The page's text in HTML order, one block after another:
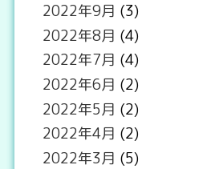
2022年9月 (3)
2022年8月 (4)
2022年7月 (4)
2022年6月 (2)
2022年5月 (2)
2022年4月 (2)
2022年3月 (5)